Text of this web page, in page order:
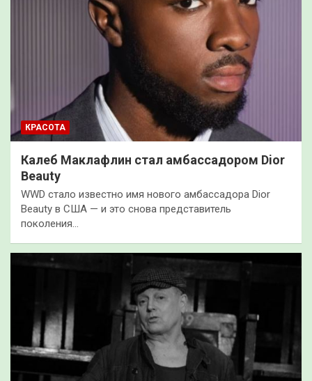
КРАСОТА
Калеб Маклафлин стал амбассадором Dior
Beauty
WWD стало известно имя нового амбассадора Dior
Beauty в США — и это снова представитель
поколения…